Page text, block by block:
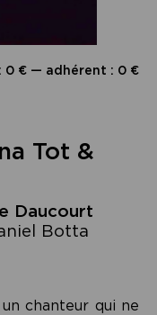
0 € — adhérent : 0 €
Tot &
Daucourt
Botta
chanteur qui ne